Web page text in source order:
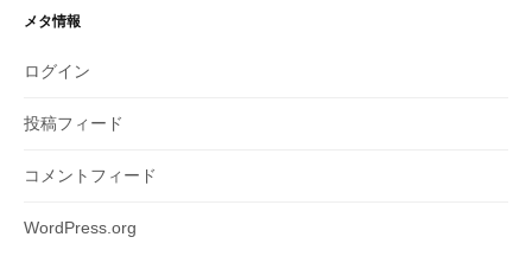
メタ情報
ログイン
投稿フィード
コメントフィード
WordPress.org